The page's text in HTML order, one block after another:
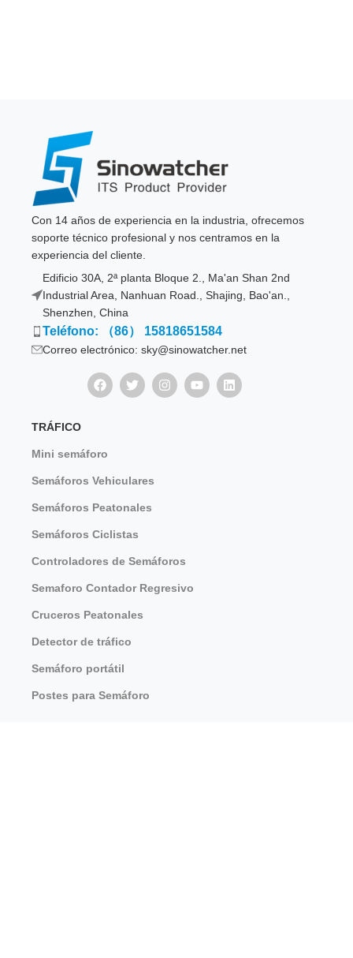
Con 14 años de experiencia en la industria, ofrecemos
soporte técnico profesional y nos centramos en la
experiencia del cliente.
Edificio 30A, 2ª planta Bloque 2., Ma'an Shan 2nd
Industrial Area, Nanhuan Road., Shajing, Bao'an.,
Shenzhen, China
Teléfono: （86） 15818651584
Correo electrónico: sky@sinowatcher.net
TRÁFICO
Mini semáforo
Semáforos Vehiculares
Semáforos Peatonales
Semáforos Ciclistas
Controladores de Semáforos
Semaforo Contador Regresivo
Cruceros Peatonales
Detector de tráfico
Semáforo portátil
Postes para Semáforo